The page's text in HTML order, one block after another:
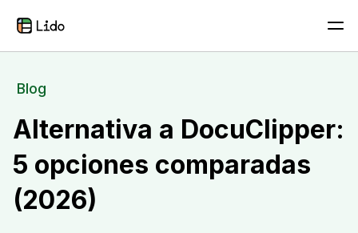
Blog
Alternativa a DocuClipper:
5 opciones comparadas
(2026)